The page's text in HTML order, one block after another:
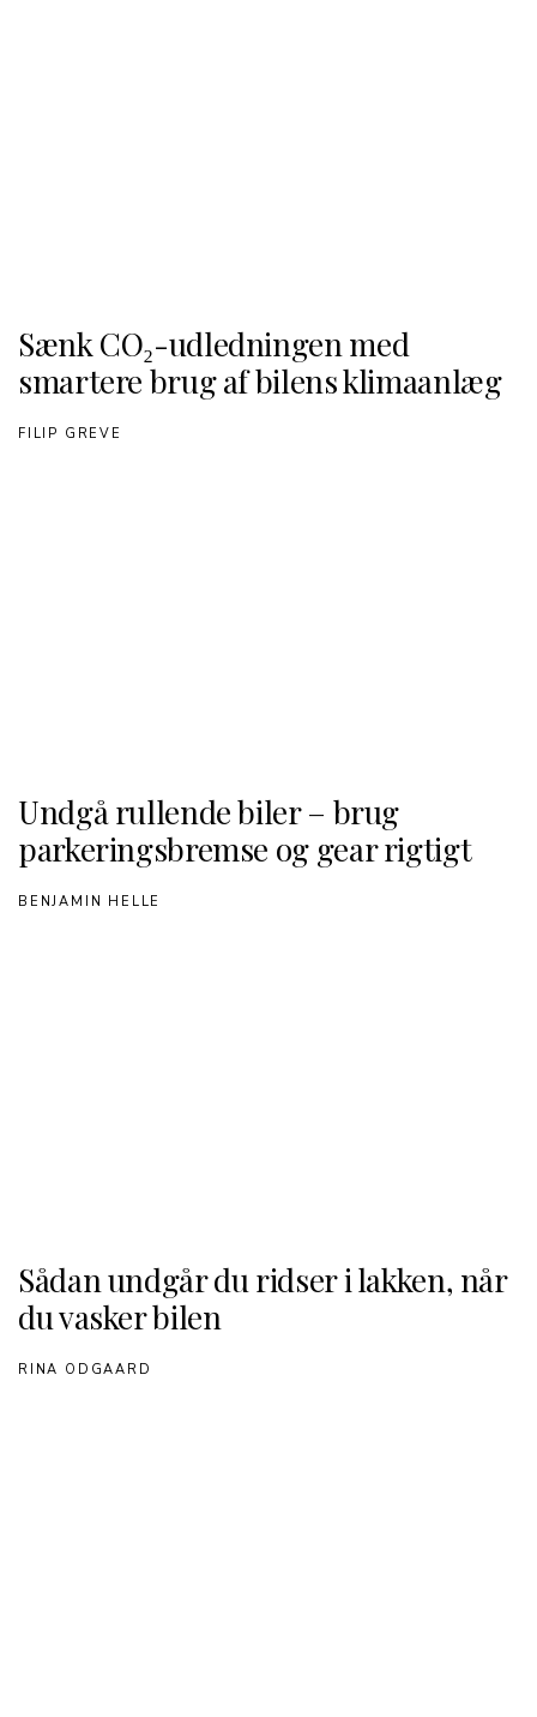
Sænk CO₂-udledningen med
smartere brug af bilens klimaanlæg
FILIP GREVE
Undgå rullende biler – brug
parkeringsbremse og gear rigtigt
BENJAMIN HELLE
Sådan undgår du ridser i lakken, når
du vasker bilen
RINA ODGAARD